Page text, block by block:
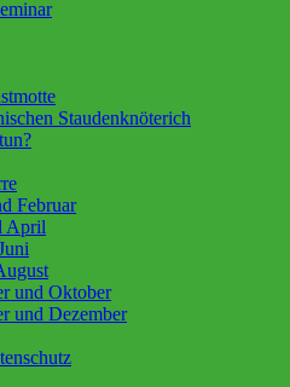
Staudenknöterich
Februar
April
und Oktober
und Dezember